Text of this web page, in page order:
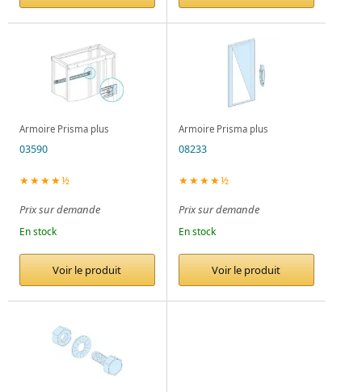
Armoire Prisma plus
03590
★★★★½
Prix sur demande
En stock
Voir le produit
Armoire Prisma plus
08233
★★★★½
Prix sur demande
En stock
Voir le produit